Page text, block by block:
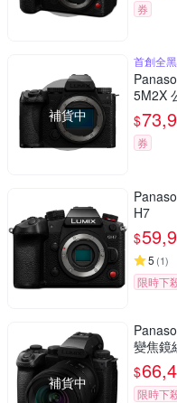
券
補貨中
首創全
5M2X
$
券
H7
$
5 (1)
限時下
補貨中
變焦鏡
$
限時下